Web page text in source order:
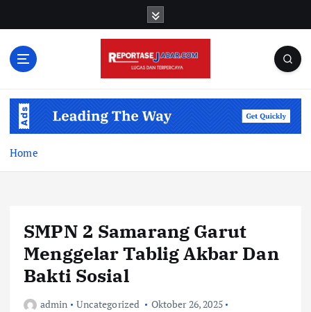
Home
SMPN 2 Samarang Garut
Menggelar Tablig Akbar Dan
Bakti Sosial
admin Uncategorized
Oktober 26, 2025